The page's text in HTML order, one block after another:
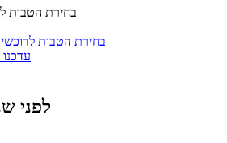
בחירת הטבות
בחירת הטבות
לפני